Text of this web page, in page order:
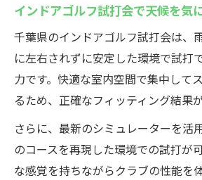
初心者も安心なインドア
会の特徴
ゴルフクラブ選びに最適な無
術
ゴルフクラブ試打会で失敗
ィング方法
無料フィッティングで自
見つける
インドアゴルフ試打会で天候を気
千葉県のインドアゴルフ試打会は、
に左右されずに安定した環境で試打
力です。快適な室内空間で集中して
るため、正確なフィッティング結果
さらに、最新のシミュレーターを活
のコースを再現した環境での試打が
な感覚を持ちながらクラブの性能を